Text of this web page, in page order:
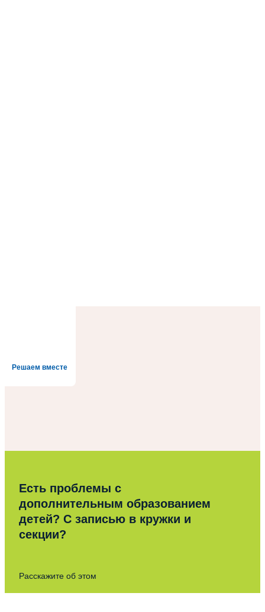
Решаем вместе
Есть проблемы с
дополнительным образованием
детей? С записью в кружки и
секции?
Расскажите об этом